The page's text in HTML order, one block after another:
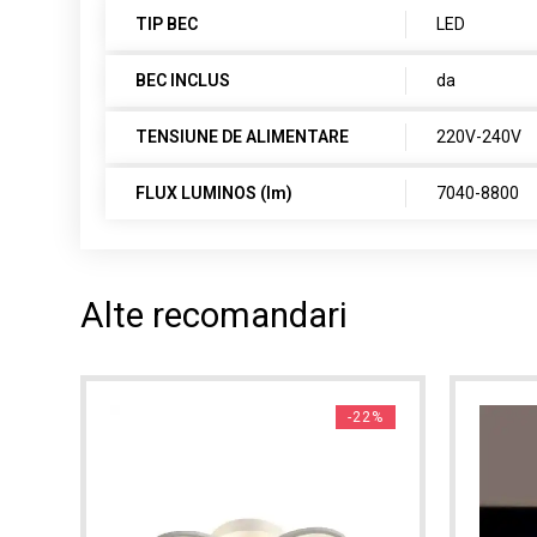
TIP BEC LED
BEC INCLUS da
TENSIUNE DE ALIMENTARE 220V-240V
FLUX LUMINOS (lm) 7040-8800
Alte recomandari
-22%